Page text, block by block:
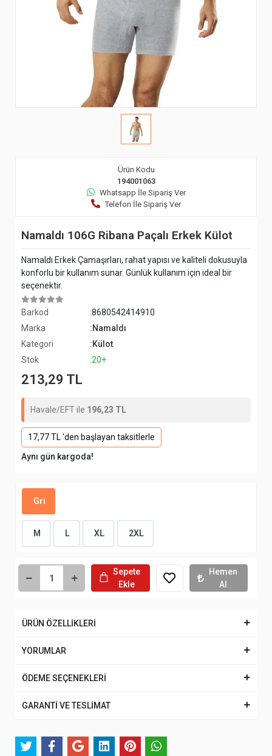
Ürün Kodu
194001063
Whatsapp İle Sipariş Ver
Telefon İle Sipariş Ver
Namaldı 106G Ribana Paçalı Erkek Külot
Namaldı Erkek Çamaşırları, rahat yapısı ve kaliteli dokusuyla
konforlu bir kullanım sunar. Günlük kullanım için ideal bir
seçenektir.
Barkod
:8680542414910
Marka
:Namaldı
Kategori
:Külot
Stok
:20+
213,29 TL
Havale/EFT ile 196,23 TL
17,77 TL 'den başlayan taksitlerle
Aynı gün kargoda!
Gri
M L XL 2XL
Sepete
Ekle
Hemen
Al
ÜRÜN ÖZELLİKLERİ
YORUMLAR
ÖDEME SEÇENEKLERİ
GARANTİ VE TESLİMAT